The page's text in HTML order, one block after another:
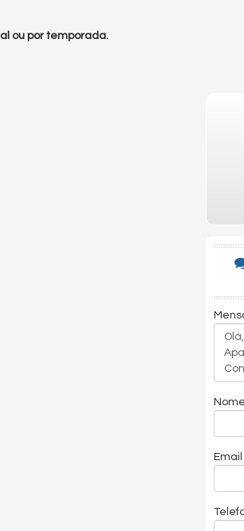
ou por temporada.
Email